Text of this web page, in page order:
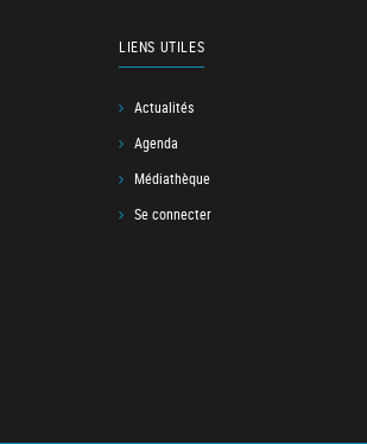
LIENS UTILES
Actualités
Agenda
Médiathèque
Se connecter